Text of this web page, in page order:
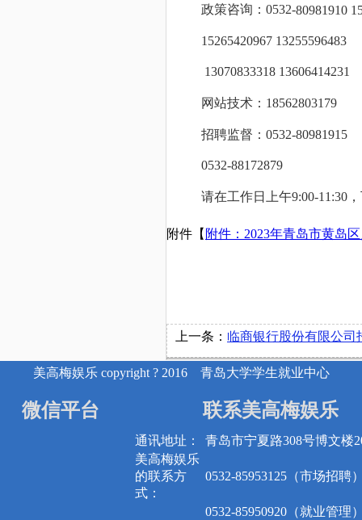
政策咨询：0532-80981910
15265420967 13255596483
13070833318 13606414231
网站技术： 18562803179
招聘监督：0532-80981915
0532-88172879
请在工作日上午9:00-11:30
附件【 附件：2023年青岛市黄岛
上一条： 临商银行股份有限公司
美高梅娱乐 copyright ? 2016 青岛大学学生就业中心
微信平台 联系美高梅娱乐
通讯地址：
青岛市宁夏路308号博文楼
美高梅娱乐
的联系方
式：
0532-85953125（市场招聘
0532-85950920（就业管理